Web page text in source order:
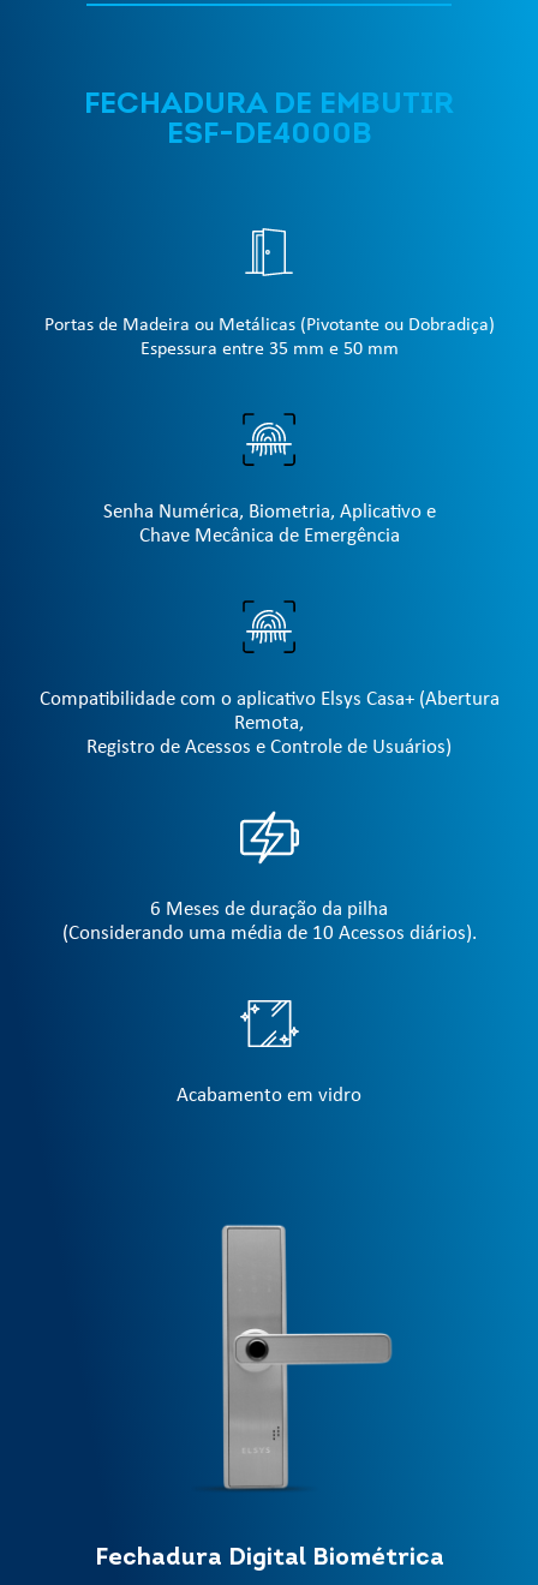
FECHADURA DE EMBUTIR
ESF-DE4000B
Portas de Madeira ou Metálicas (Pivotante ou Dobradiça)
Espessura entre 35 mm e 50 mm
Senha Numérica, Biometria, Aplicativo e
Chave Mecânica de Emergência
Compatibilidade com o aplicativo Elsys Casa+ (Abertura
Remota,
Registro de Acessos e Controle de Usuários)
6 Meses de duração da pilha
(Considerando uma média de 10 Acessos diários).
Acabamento em vidro
Fechadura Digital Biométrica